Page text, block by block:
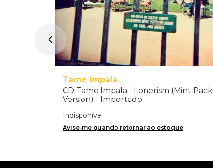
Tame Impala
CD Tame Impala - Lonerism (Mint Pack
Version) - Importado
Indisponível
Avise-me quando retornar ao estoque